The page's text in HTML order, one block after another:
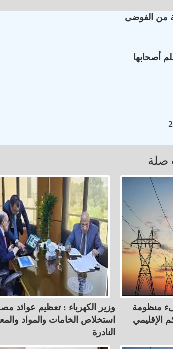
من الفوضى
أصحابها
صلة
منظومة
الإقليمي
وزير الكهرباء : تعظيم عوائد
استخلاص الخامات والمواد
النادرة